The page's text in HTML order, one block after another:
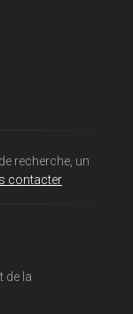
recherche, un
contacter
de la